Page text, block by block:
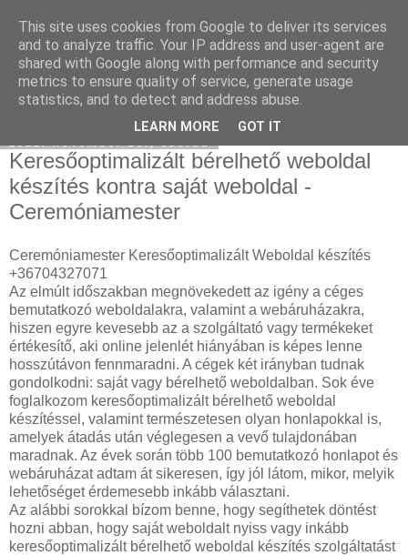
Használt Tesla
Keresőoptimalizált bérelhető weboldal
készítés kontra saját weboldal -
Ceremóniamester
Ceremóniamester Keresőoptimalizált Weboldal készítés
+36704327071
Az elmúlt időszakban megnövekedett az igény a céges
bemutatkozó weboldalakra, valamint a webáruházakra,
hiszen egyre kevesebb az a szolgáltató vagy termékeket
értékesítő, aki online jelenlét hiányában is képes lenne
hosszútávon fennmaradni. A cégek két irányban tudnak
gondolkodni: saját vagy bérelhető weboldalban. Sok éve
foglalkozom keresőoptimalizált bérelhető weboldal
készítéssel, valamint természetesen olyan honlapokkal is,
amelyek átadás után véglegesen a vevő tulajdonában
maradnak. Az évek során több 100 bemutatkozó honlapot és
webáruházat adtam át sikeresen, így jól látom, mikor, melyik
lehetőséget érdemesebb inkább választani.
Az alábbi sorokkal bízom benne, hogy segíthetek döntést
hozni abban, hogy saját weboldalt nyiss vagy inkább
keresőoptimalizált bérelhető weboldal készítés szolgáltatást
This site uses cookies from Google to deliver its services
and to analyze traffic. Your IP address and user-agent are
shared with Google along with performance and security
metrics to ensure quality of service, generate usage
statistics, and to detect and address abuse.
LEARN MORE GOT IT